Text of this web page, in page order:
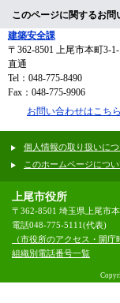
このページに関するお問
建築安全課
〒362-8501
上尾市本町3-
直通
Tel：048-775-8490
Fax：048-775-9906
お問い合わせはこちら
個人情報の取り扱いに
このホームページについ
上尾市役所
〒362-8501 埼玉県上尾市
電話048-775-5111(代表)
（市役所のアクセス・開庁
組織別電話番号一覧